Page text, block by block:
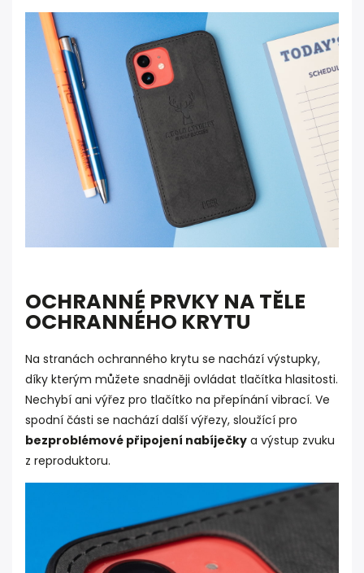
OCHRANNÉ PRVKY NA TĚLE
OCHRANNÉHO KRYTU
Na stranách ochranného krytu se nachází výstupky,
díky kterým můžete snadněji ovládat tlačítka hlasitosti.
Nechybí ani výřez pro tlačítko na přepínání vibrací. Ve
spodní části se nachází další výřezy, sloužící pro
bezproblémové připojení nabíječky a výstup zvuku
z reproduktoru.